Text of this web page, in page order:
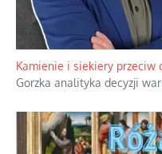
Familijny spór o biskupie
Rodzinna polemika wokół